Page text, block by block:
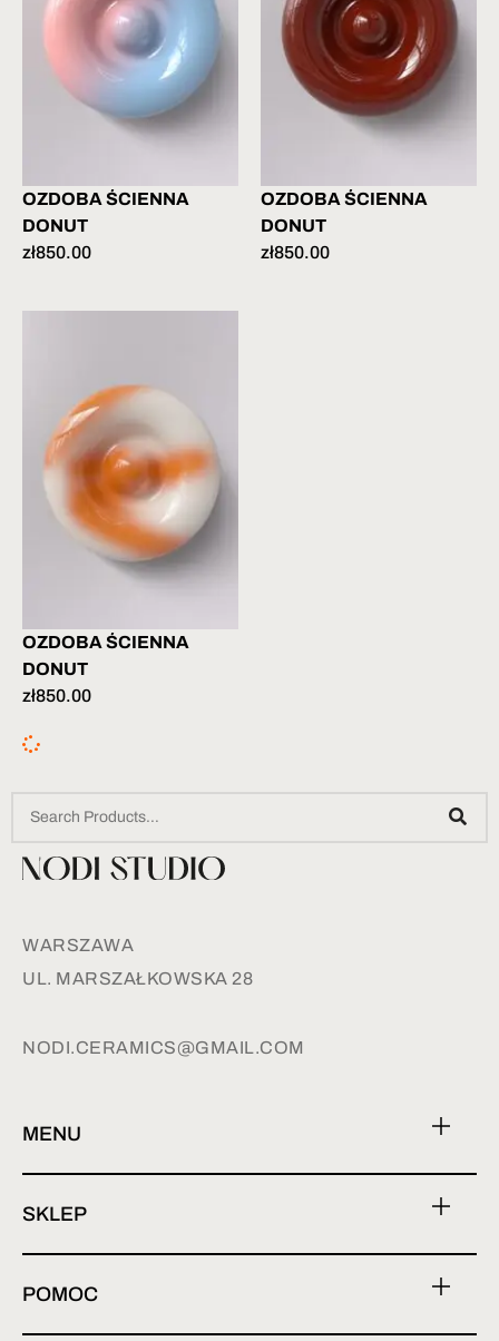
OZDOBA ŚCIENNA
DONUT
zł850.00
OZDOBA ŚCIENNA
DONUT
zł850.00
OZDOBA ŚCIENNA
DONUT
zł850.00
WARSZAWA
UL. MARSZAŁKOWSKA 28
NODI.CERAMICS@GMAIL.COM
MENU
SKLEP
POMOC